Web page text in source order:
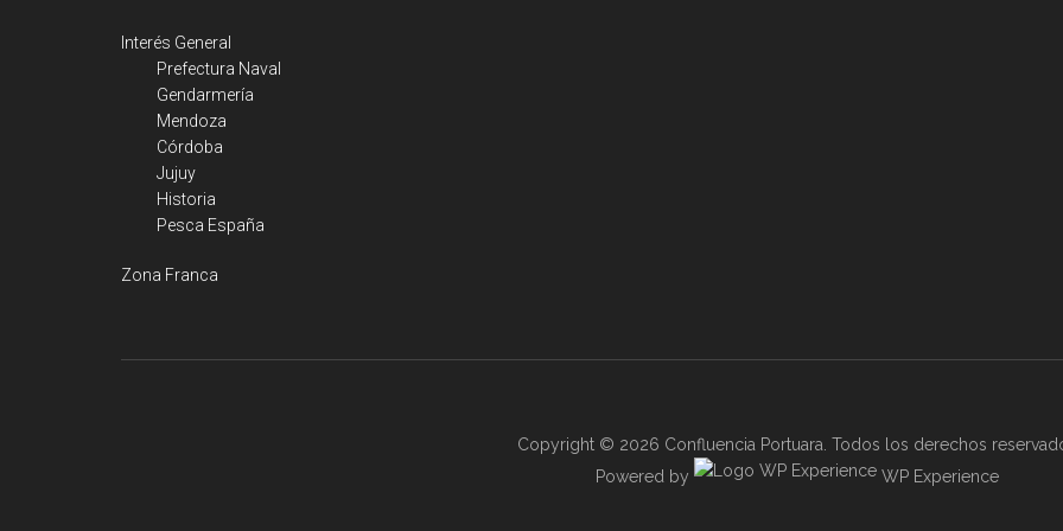
Interés General
Prefectura Naval
Gendarmería
Mendoza
Córdoba
Jujuy
Historia
Pesca España
Zona Franca
Copyright © 2026 Confluencia Portuara. Todos los derechos
Powered by
WP Experience